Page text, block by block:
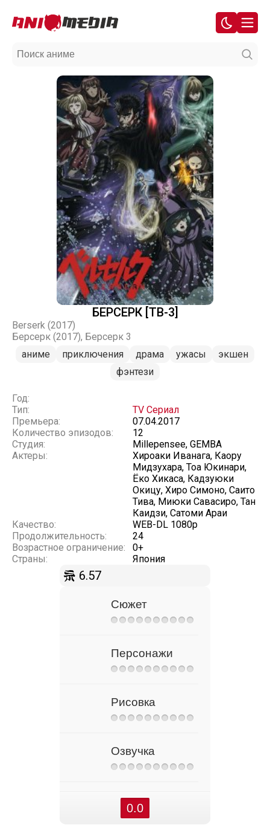
БЕРСЕРК [ТВ-3]
Berserk (2017)
Берсерк (2017), Берсерк 3
аниме
приключения драма ужасы
экшен
фэнтези
Год:
Тип:
TV Сериал
Премьера:
07.04.2017
Количество эпизодов:
12
Студия:
Millepensee, GEMBA
Актеры:
Хироаки Иванага, Каору
Мидзухара, Тоа Юкинари,
Ёко Хикаса, Кадзуюки
Окицу, Хиро Симоно, Саито
Тива, Миюки Савасиро, Тан
Каидзи, Сатоми Араи
Качество:
WEB-DL 1080p
Продолжительность:
24
Возрастное ограничение:
0+
Страны:
Япония
6.57
Сюжет
Персонажи
Рисовка
Озвучка
0.0